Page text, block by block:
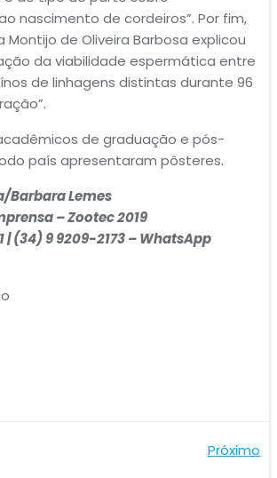
nascimento de cordeiros”. Por fim,
Montijo de Oliveira Barbosa explicou
da viabilidade espermática entre
de linhagens distintas durante 96
de graduação e pós-
país apresentaram pôsteres.
Barbara Lemes
– Zootec 2019
| (34) 9 9209-2173 – WhatsApp
Próximo